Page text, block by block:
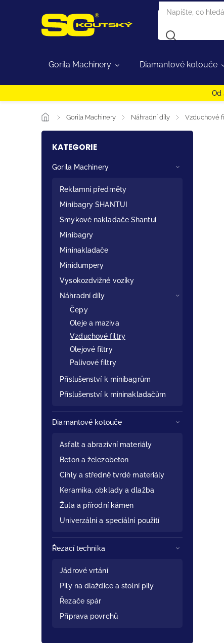
Gorila Machinery Diamantové kotouče
Od
/ Gorila Machinery / Náhradní díly / Vzduchové
KATEGORIE
Gorila Machinery
Reklamní předměty
Minibagry SHANTUI
Smykové nakladače Shantui
Minibagry
Mininakladače
Minidumpery
Vysokozdvižné vozíky
Náhradní díly
Čepy
Oleje a maziva
Vzduchové filtry
Olejové filtry
Palivové filtry
Příslušenství k minibagrům
Příslušenství k mininakladačům
Diamantové kotouče
Asfalt a abrazivní materiály
Beton a železobeton
Cihly a středně tvrdé materiály
Keramika, obklady a dlažba
Žula a přírodní kámen
Univerzální a speciální použití
Řezací technika
Jádrové vrtání
Pily na dlaždice a stolní pily
Řezače spár
Příprava povrchů